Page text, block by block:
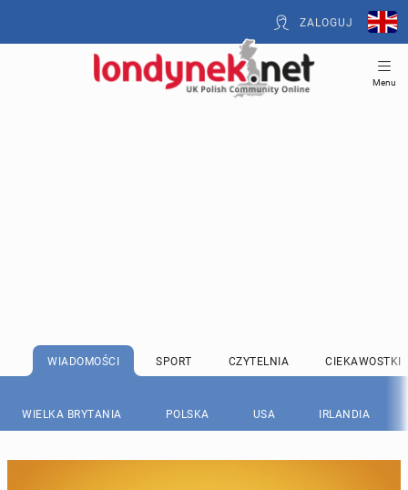
ZALOGUJ
Menu
WIADOMOŚCI SPORT CZYTELNIA CIEKAWOSTKI
WIELKA BRYTANIA POLSKA USA IRLANDIA